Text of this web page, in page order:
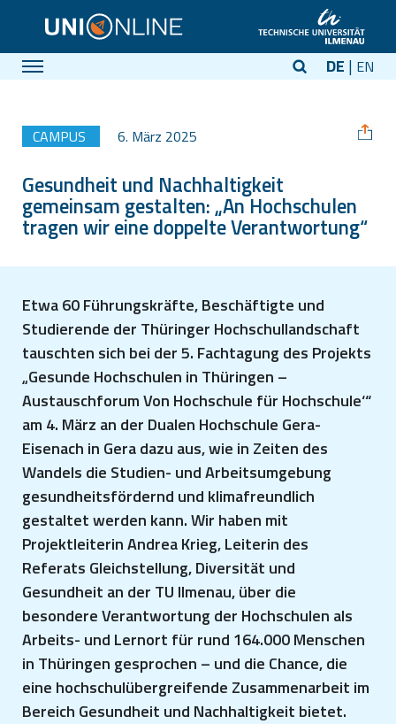
DE EN
CAMPUS 6. März 2025
Gesundheit und Nachhaltigkeit
gemeinsam gestalten: „An Hochschulen
tragen wir eine doppelte Verantwortung“
Etwa 60 Führungskräfte, Beschäftigte und
Studierende der Thüringer Hochschullandschaft
tauschten sich bei der 5. Fachtagung des Projekts
„Gesunde Hochschulen in Thüringen –
Austauschforum Von Hochschule für Hochschule‘“
am 4. März an der Dualen Hochschule Gera-
Eisenach in Gera dazu aus, wie in Zeiten des
Wandels die Studien- und Arbeitsumgebung
gesundheitsfördernd und klimafreundlich
gestaltet werden kann. Wir haben mit
Projektleiterin Andrea Krieg, Leiterin des
Referats Gleichstellung, Diversität und
Gesundheit an der TU Ilmenau, über die
besondere Verantwortung der Hochschulen als
Arbeits- und Lernort für rund 164.000 Menschen
in Thüringen gesprochen – und die Chance, die
eine hochschulübergreifende Zusammenarbeit im
Bereich Gesundheit und Nachhaltigkeit bietet.